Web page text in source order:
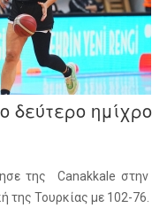
δεύτερο
της Canakkale στην
της Τουρκίας με 102-76.